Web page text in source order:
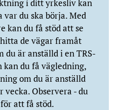
i ditt yrkesliv kan
du ska börja. Med
kan du få stöd att se
de vägar framåt
du är anställd i en TRS-
du få vägledning,
om du är anställd
Observera - du
att få stöd.